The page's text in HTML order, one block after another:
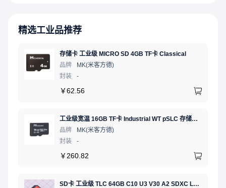
精选工业品推荐
存储卡 工业级 MICRO SD 4GB TF卡 Classical
品牌
MK(米客方德)
封装
-
￥62.56
工业级宽温 16GB TF卡 Industrial WT pSLC 存储卡 MICRO SD LDPC纠错 PE 30K 无人机、行车记录仪、安防监控适配
品牌
MK(米客方德)
封装
-
￥ 260.82
SD卡 工业级 TLC 64GB C10 U3 V30 A2 SDXC LDPC纠错 PE 3K 无人机、行车记录仪、安防监控适配